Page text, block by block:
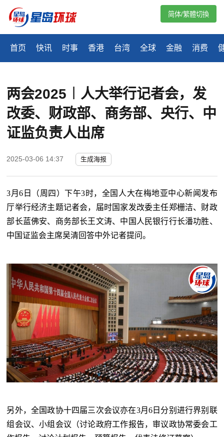
首页 快讯 时事 香港 台湾 全球 金融 消费
简体/繁體切換
两会2025︱人大举行记者会，发
改委、财政部、商务部、央行、中
证监负责人出席
2025-03-06 14:37 生成海报
3月6日（周四）下午3时，全国人大在梅地亚中心新闻发布
厅举行经济主题记者会，届时国家发改委主任郑栅洁、财政
部长蓝佛安、商务部长王文涛、中国人民银行行长潘功胜、
中国证监会主席吴清回答中外记者提问。
另外，全国政协十四届三次会议亦在3月6日分别进行界别联
组会议、小组会议（讨论政府工作报告，审议政协常委会工